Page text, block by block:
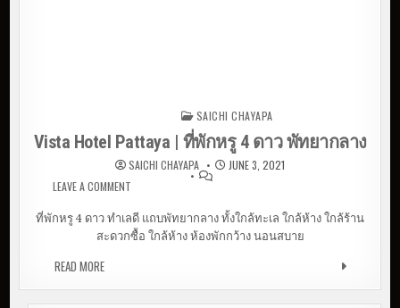
SAICHI CHAYAPA
Vista Hotel Pattaya | ที่พักหรู 4 ดาว พัทยากลาง
SAICHI CHAYAPA
JUNE 3, 2021
LEAVE A COMMENT ON VISTA HOTEL PATTAYA | ที่พักหรู 4 ดาว พัทยา
ที่พักหรู 4 ดาว ทำเลดี แถบพัทยากลาง ทั้งใกล้ทะเล ใกล้ห้าง ใกล้ร้าน
สะดวกซื้อ ใกล้ห้าง ห้องพักกว้าง นอนสบาย
READ MOREVISTA HOTEL PATTAYA | ที่พักหรู 4 ดาว พัทยากลาง